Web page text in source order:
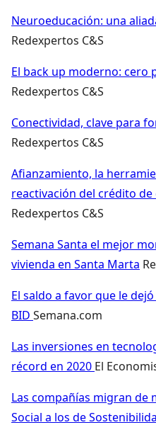
Neuroeducación: una
Redexpertos C&S
El back up moderno: cero
Redexpertos C&S
Conectividad, clave para
Redexpertos C&S
Afianzamiento, la
reactivación del crédito
Redexpertos C&S
Semana Santa el mejor
vivienda en Santa Marta
El saldo a favor que le
BID Semana.com
Las inversiones en
récord en 2020 El
Las compañías migran de
Social a los de